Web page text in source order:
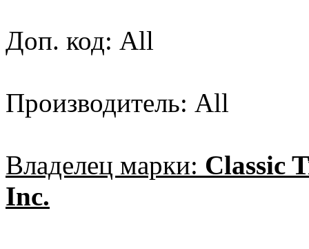
Доп. код: All
Производитель: All
Владелец марки: Classic
Inc.